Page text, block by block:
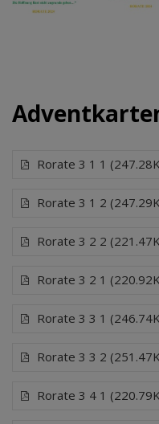
Rorate 3 1 1
Rorate 3 1 2
Rorate 3 2 2
Rorate 3 2 1
Rorate 3 3 1
Rorate 3 3 2
Rorate 3 4 1